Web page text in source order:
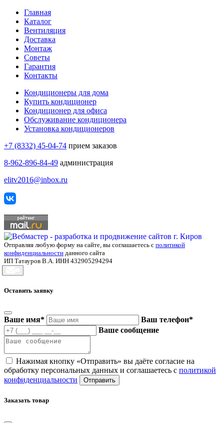
Главная
Каталог
Вентиляция
Доставка
Монтаж
Советы
Гарантия
Контакты
Кондиционеры для дома
Купить кондиционер
Кондиционер для офиса
Обслуживание кондиционера
Установка кондиционеров
+7 (8332) 45-04-74 прием заказов
8-962-896-84-49 администрация
elitv2016@inbox.ru
Отправляя любую форму на сайте, вы соглашаетесь с политикой
конфиденциальности данного сайта
ИП Татауров В.А. ИНН 432905294294
Оставить заявку
Ваше имя* Ваш телефон*
Ваше сообщение
Нажимая кнопку «Отправить» вы даёте согласие на
обработку персональных данных и соглашаетесь с политикой
конфиденциальности
Заказать товар
Продолжая пользоваться настоящим сайтом Вы выражаете свое
персональных данных, и требования по их защите описаны в